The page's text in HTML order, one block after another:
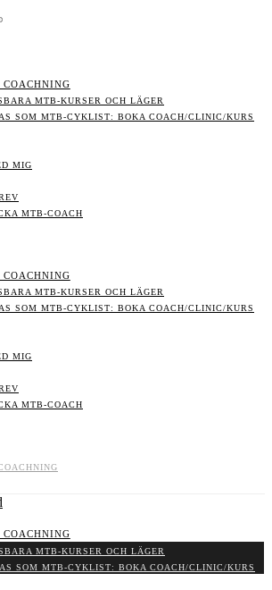
MTB-KURSER OCH LÄGER
SOM MTB-CYKLIST: BOKA COACH/CLINIC/KURS
MIG
MTB-COACH
MTB-KURSER OCH LÄGER
SOM MTB-CYKLIST: BOKA COACH/CLINIC/KURS
MIG
MTB-COACH
MTB-KURSER OCH LÄGER
SOM MTB-CYKLIST: BOKA COACH/CLINIC/KURS